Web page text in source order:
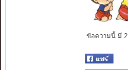
ข้อความนี้ มี